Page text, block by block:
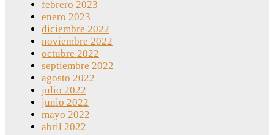
febrero 2023
enero 2023
diciembre 2022
noviembre 2022
octubre 2022
septiembre 2022
agosto 2022
julio 2022
junio 2022
mayo 2022
abril 2022